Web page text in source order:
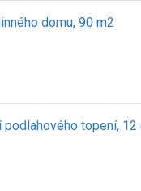
domu, 90 m2
topení, 12